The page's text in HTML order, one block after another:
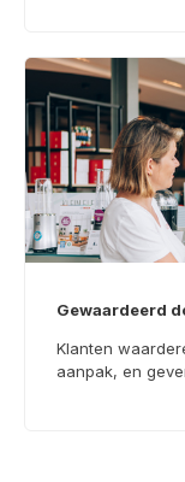
Gewaardeerd
Klanten
aanpak, en